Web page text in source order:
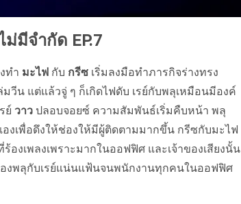
มีจำกัด EP.7
ทำ มะไฟ กับ กรีซ เริ่มลงมือทำภารกิจร่างทรง
น แต่แล้วจู่ ๆ ก็เกิดไฟดับ เรย์กับพลุเหมือนมีองค์
ย์วาวปลอบจอยซ์ ความสัมพันธ์เริ่มคืบหน้า พลุ
งเพื่อดึงให้ช่องให้มีผู้ติดตามมากขึ้น กรีซกับมะไฟ
องเพลงเพราะมากในออฟฟิศ และเจ้าของเสียงนั้น
งพลุกับเรย์แน่นแฟ้นจนพนักงานทุกคนในออฟฟิศ